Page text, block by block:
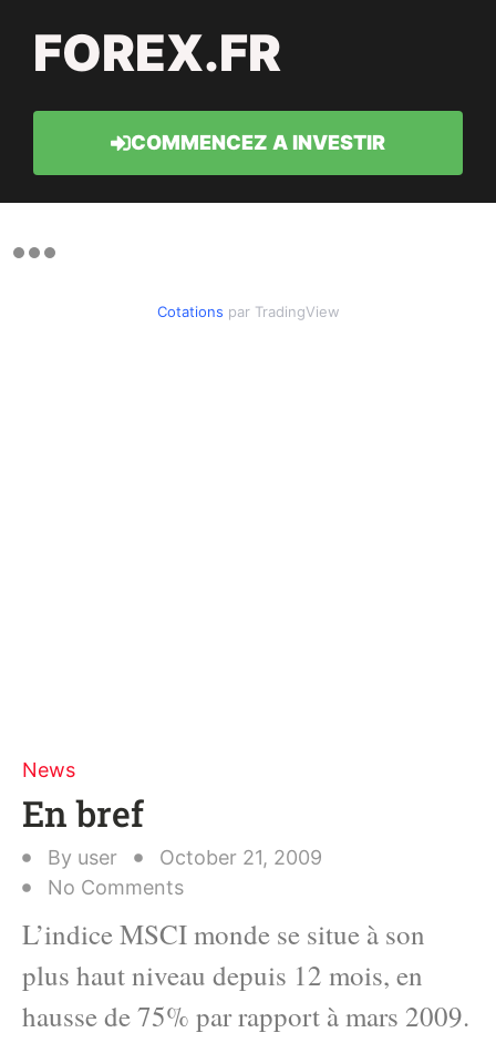
FOREX.FR
COMMENCEZ A INVESTIR
Cotations par TradingView
News
En bref
By user
October 21, 2009
No Comments
L’indice MSCI monde se situe à son
plus haut niveau depuis 12 mois, en
hausse de 75% par rapport à mars 2009.